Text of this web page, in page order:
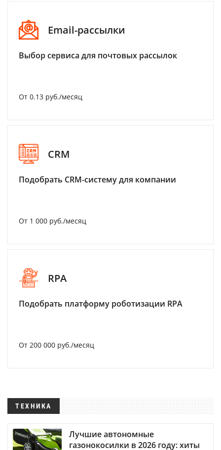
Email-рассылки
Выбор сервиса для почтовых рассылок
От 0.13 руб./месяц
CRM
Подобрать CRM-систему для компании
От 1 000 руб./месяц
RPA
Подобрать платформу роботизации RPA
От 200 000 руб./месяц
ТЕХНИКА
Лучшие автономные
газонокосилки в 2026 году: хиты